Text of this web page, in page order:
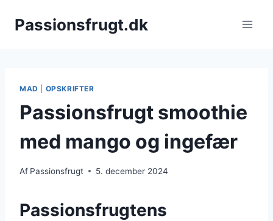
Passionsfrugt.dk
MAD OPSKRIFTER
Passionsfrugt smoothie
med mango og ingefær
Af Passionsfrugt 5. december 2024
Passionsfrugtens